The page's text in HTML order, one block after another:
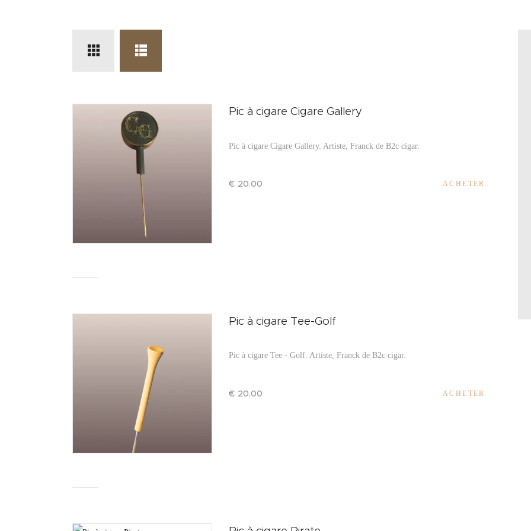
Pic à cigare Cigare Gallery
Pic à cigare Cigare Gallery. Artiste, Franck de B2c cigar.
€ 20.00 ACHETER
Pic à cigare Tee-Golf
Pic à cigare Tee - Golf. Artiste, Franck de B2c cigar.
€ 20.00 ACHETER